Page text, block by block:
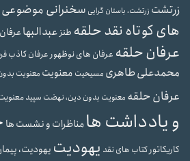
زرتشت زرتشت، باستان گرایی سخنرانی موضوعی
های کوتاه نقد حلقه طنزعبدالبها
عرفان حلقه عرفان های نوظهورعرفان کاذب
محمدعلی طاهری مسیحیت معنویت معنویت
عرفان حلقه معنویت بدون دین، نهضت سپید
و یادداشت هامناظرات و نشست ها
کاریکاتورکتاب های نقد یهودیت یهودیت،